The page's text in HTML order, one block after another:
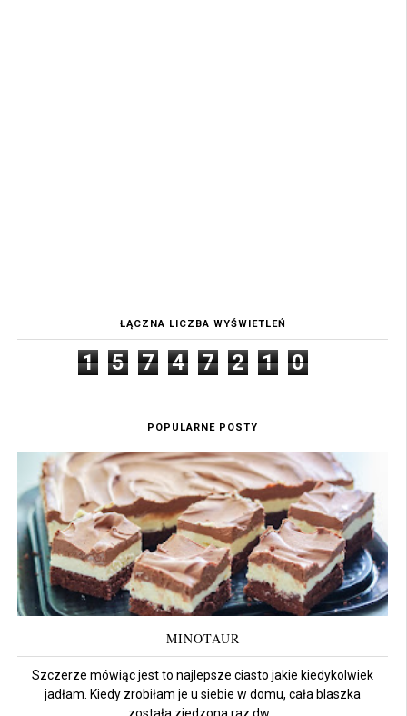
ŁĄCZNA LICZBA WYŚWIETLEŃ
1 5 7 4 7 2 1 0
POPULARNE POSTY
MINOTAUR
Szczerze mówiąc jest to najlepsze ciasto jakie kiedykolwiek
jadłam. Kiedy zrobiłam je u siebie w domu, cała blaszka